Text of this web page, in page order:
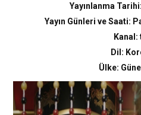
Yayınlanma
Yayın Günleri ve Saati:
Kanal:
Dil:
Ülke: